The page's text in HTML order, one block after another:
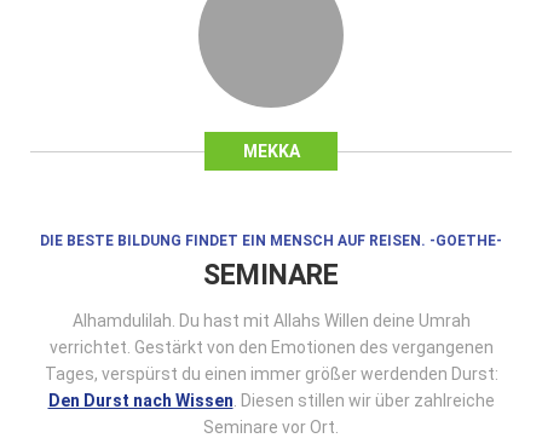
MEKKA
DIE BESTE BILDUNG FINDET EIN MENSCH AUF REISEN. -GOETHE-
SEMINARE
Alhamdulilah. Du hast mit Allahs Willen deine Umrah
verrichtet. Gestärkt von den Emotionen des vergangenen
Tages, verspürst du einen immer größer werdenden Durst:
Den Durst nach Wissen . Diesen stillen wir über zahlreiche
Seminare vor Ort.